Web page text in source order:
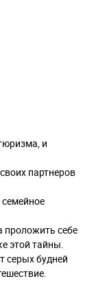
и
партнеров
проложить себе
этой тайны.
серых будней